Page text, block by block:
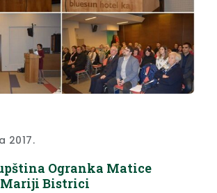
2017.
Ogranka Matice
Bistrici